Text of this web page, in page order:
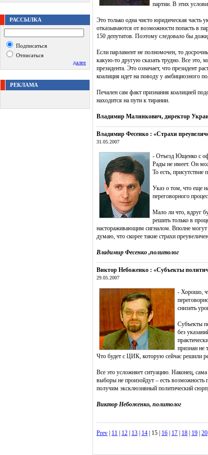
РАССЫЛКА
Подписаться
Отписаться
далее
РЕКЛАМА
партии. В этих
Это только одна чисто юридическая часть
отказываются от возможности попасть в
150 депутатов. Поэтому следовало бы
Если парламент не полномочен, то
какую-то другую сказать трудно. Все это,
президента. Это означает, что президент
коалиция идет на поводу у амбициозного
Печален сам факт признания коалицией
находится на пути к тирании.
Владимир Малинкович, директор
Владимир Фесенко : «Страхи
31.05.2007
- Отъезд Ющенко с
Рады не имеет. Он
То есть, присутствие
Указ о том, что еще
переговорного
Мало ли что, вдруг
решить только в
настораживающим сигналом. Вполне могут
думаю, что скорее такие страхи
Владимир Фесенко ,политолог
Виктор Небоженко : «Субъекты
29.05.2007
- Хорошо,
снизить
Субъекты
без
признан не
Что будет с ЦИК, которую сейчас решили
Все это усложняет ситуацию. Наконец, сама
выборы не произойдут – есть возможность
получим эксклюзивный политический
Виктор Небоженко, политолог
Prev 11 12 13 14 | 15 | 16 17 18 19 20